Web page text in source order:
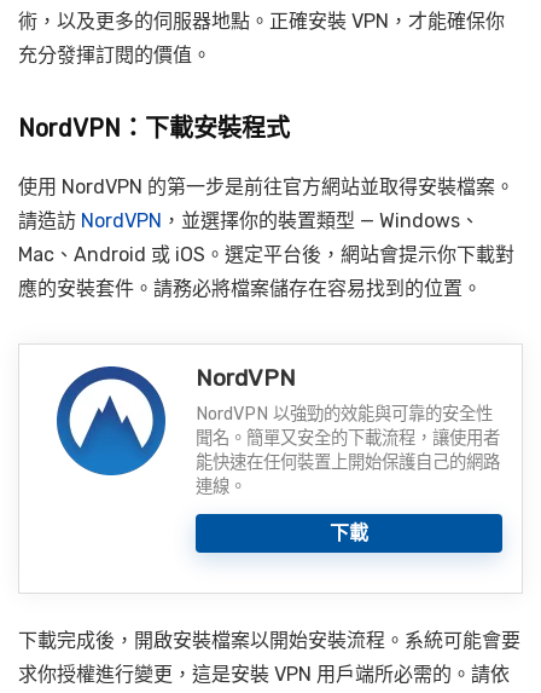
術，以及更多的伺服器地點。正確安裝 VPN，才能確保你
充分發揮訂閱的價值。
NordVPN：下載安裝程式
使用 NordVPN 的第一步是前往官方網站並取得安裝檔案。
請造訪 NordVPN ，並選擇你的裝置類型 — Windows、
Mac、Android 或 iOS。選定平台後，網站會提示你下載對
應的安裝套件。請務必將檔案儲存在容易找到的位置。
NordVPN
NordVPN 以強勁的效能與可靠的安全性
聞名。簡單又安全的下載流程，讓使用者
能快速在任何裝置上開始保護自己的網路
連線。
下載
下載完成後，開啟安裝檔案以開始安裝流程。系統可能會要
求你授權進行變更，這是安裝 VPN 用戶端所必需的。請依